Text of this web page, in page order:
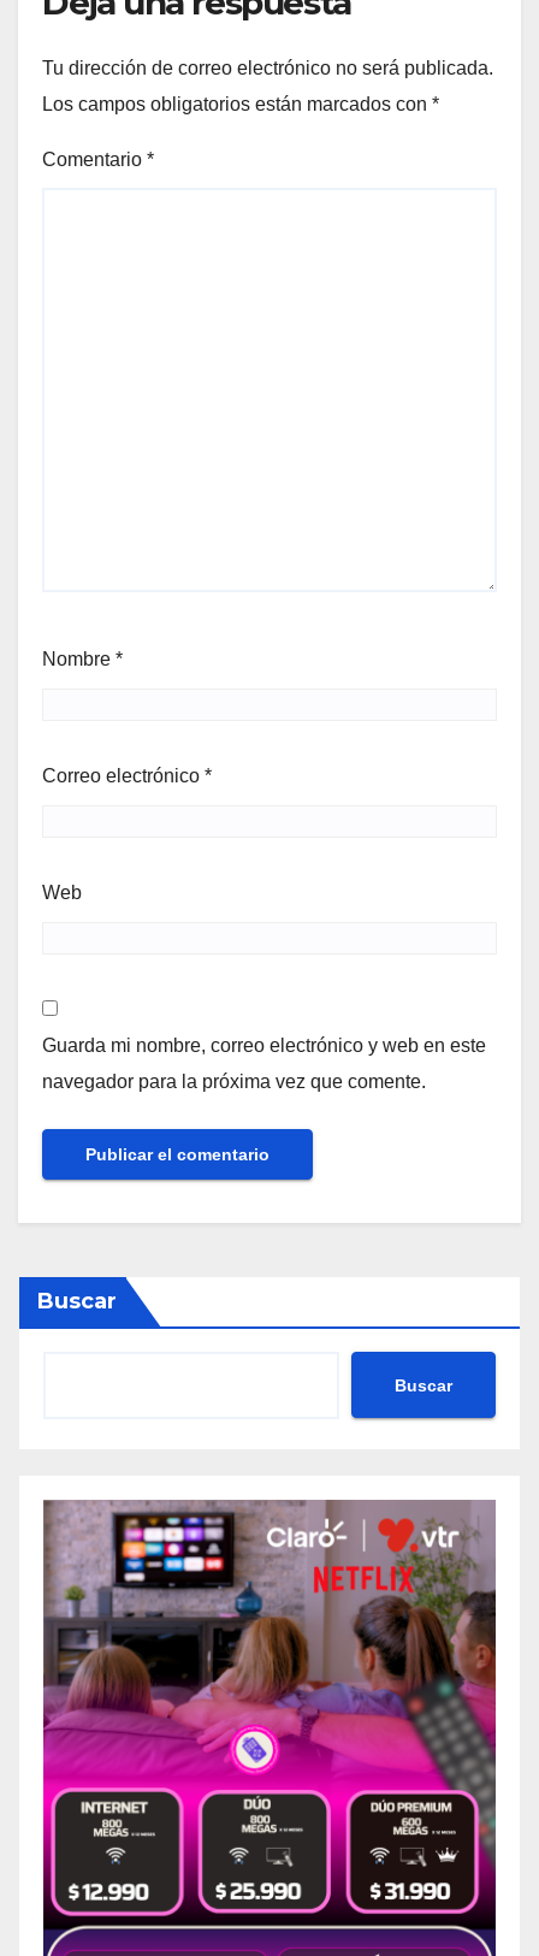
Tu dirección de correo electrónico no será publicada.
Los campos obligatorios están marcados con *
Comentario *
Nombre *
Correo electrónico *
Web
Guarda mi nombre, correo electrónico y web en este
navegador para la próxima vez que comente.
Buscar
Buscar